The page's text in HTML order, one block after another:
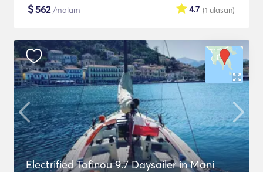
$562/malam (1 ulasan)
4.7
Electrified Tofinou 9.7 Daysailer in Mani